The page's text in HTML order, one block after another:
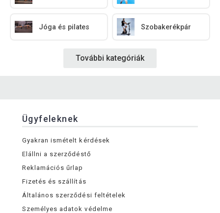
Jóga és pilates Szobakerékpár
További kategóriák
Ügyfeleknek
Gyakran ismételt kérdések
Elállni a szerződéstő
Reklamációs űrlap
Fizetés és szállítás
Általános szerződési feltételek
Személyes adatok védelme